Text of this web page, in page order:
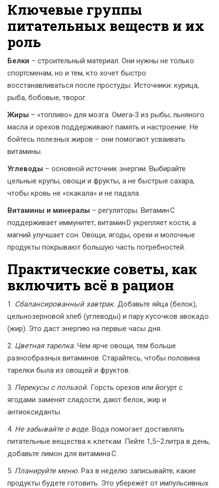
Ключевые группы
питательных веществ и их
роль
Белки – строительный материал. Они нужны не только
спортсменам, но и тем, кто хочет быстро
восстанавливаться после простуды. Источники: курица,
рыба, бобовые, творог.
Жиры – «топливо» для мозга. Омега‑3 из рыбы, льняного
масла и орехов поддерживают память и настроение. Не
бойтесь полезных жиров – они помогают усваивать
витамины.
Углеводы – основной источник энергии. Выбирайте
цельные крупы, овощи и фрукты, а не быстрые сахара,
чтобы кровь не «скакала» и не падала.
Витамины и минералы – регуляторы. Витамин C
поддерживает иммунитет, витамин D укрепляет кости, а
магний улучшает сон. Овощи, ягоды, орехи и молочные
продукты покрывают большую часть потребностей.
Практические советы, как
включить всё в рацион
1. Сбалансированный завтрак. Добавьте яйца (белок),
цельнозерновой хлеб (углеводы) и пару кусочков авокадо
(жир). Это даст энергию на первые часы дня.
2. Цветная тарелка. Чем ярче овощи, тем больше
разнообразных витаминов. Старайтесь, чтобы половина
тарелки была из овощей и фруктов.
3. Перекусы с пользой. Горсть орехов или йогурт с
ягодами заменят сладости, дают белок, жир и
антиоксиданты.
4. Не забывайте о воде. Вода помогает доставлять
питательные вещества к клеткам. Пейте 1,5–2 литра в день,
добавьте лимон для витамина C.
5. Планируйте меню. Раз в неделю записывайте, какие
продукты будете готовить. Это убережёт от импульсивных